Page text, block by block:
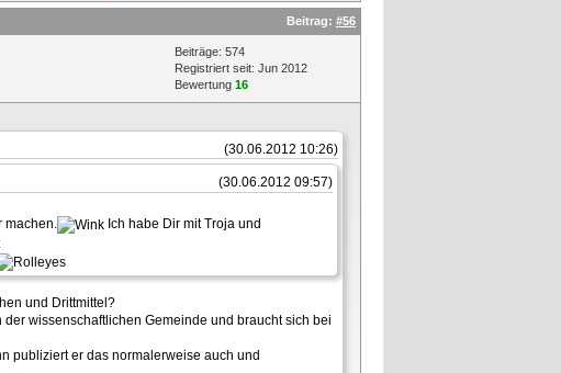
Beitrag: #56
Beiträge: 574
Registriert seit: Jun 2012
Bewertung 16
(30.06.2012 10:26)
(30.06.2012 09:57)
machen.
Ich habe Dir mit Troja und
und Drittmittel?
wissenschaftlichen Gemeinde und braucht sich bei
publiziert er das normalerweise auch und